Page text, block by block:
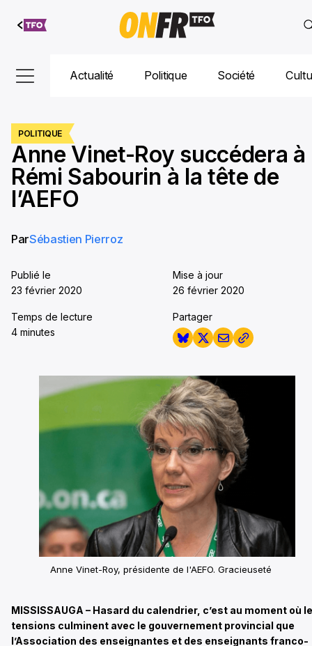
Aller au
contenu
Actualité Politique Société
POLITIQUE
Anne Vinet-Roy succédera à
Rémi Sabourin à la tête de
l’AEFO
ParSébastien Pierroz
Publié le
23 février 2020
Mise à jour
26 février 2020
Temps de lecture
4 minutes
Partager
Anne Vinet-Roy, présidente de l'AEFO. Gracieuseté
MISSISSAUGA – Hasard du calendrier, c’est au moment où
tensions culminent avec le gouvernement provincial que
l’Association des enseignantes et des enseignants franco-